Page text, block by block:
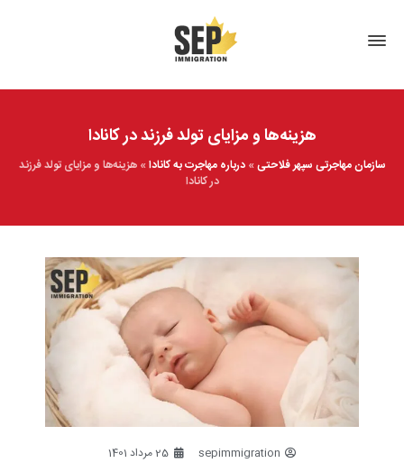
هزینه‌ها و مزایای تولد فرزند در کانادا
سازمان مهاجرتی سپهر فلاحتی»درباره مهاجرت به کانادا»هزینه‌ها و مزایای تولد فرزند
در کانادا
sepimmigration 25 مرداد 1401